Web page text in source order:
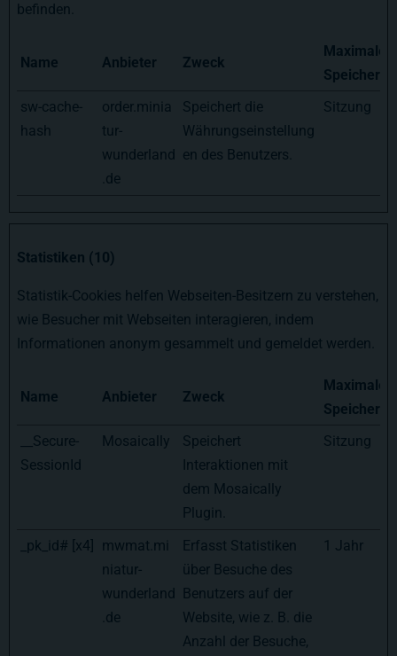
befinden.
Name Anbieter Zweck
Maximale
sw-cache-
hash
order.minia
tur-
wunderland
.de
Speichert die
Währungseinstellung
en des Benutzers.
Sitzung
Statistiken (10)
Statistik-Cookies helfen Webseiten-Besitzern zu verstehen,
wie Besucher mit Webseiten interagieren, indem
Informationen anonym gesammelt und gemeldet werden.
Name Anbieter Zweck
Maximale
__Secure-
SessionId
Mosaically
Speichert
Interaktionen mit
dem Mosaically
Plugin.
Sitzung
_pk_id# [x4]
mwmat.mi
niatur-
wunderland
.de
Erfasst Statistiken
über Besuche des
Benutzers auf der
Website, wie z. B. die
Anzahl der Besuche,
1 Jahr